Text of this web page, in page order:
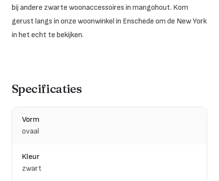
bij andere zwarte woonaccessoires in mangohout. Kom
gerust langs in onze woonwinkel in Enschede om de New York
in het echt te bekijken.
Specificaties
Vorm
ovaal
Kleur
zwart